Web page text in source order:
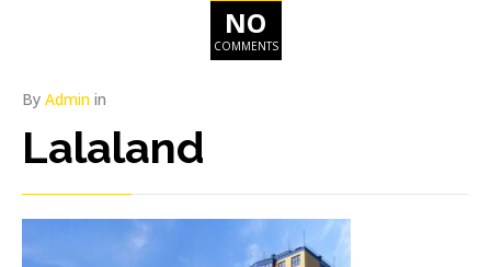
NO
COMMENTS
By Admin in
Lalaland